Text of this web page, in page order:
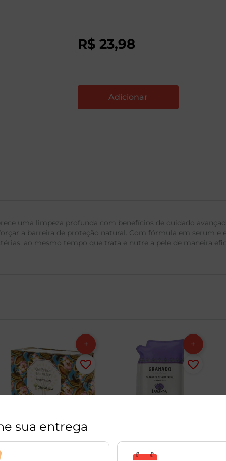
R$ 23,98
uma limpeza profunda com benefícios de cuidado
a barreira de proteção natural. Com fórmula em serum
ao mesmo tempo que trata e nutre a pele de maneira
sua entrega